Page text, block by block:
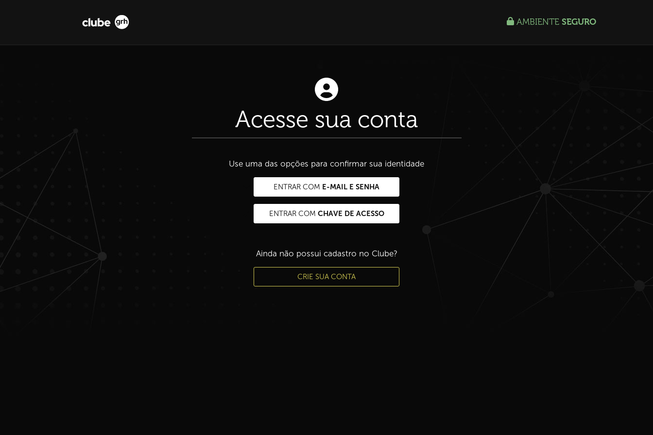
AMBIENTE SEGURO
Acesse sua conta
Use uma das opções para confirmar sua identidade
ENTRAR COM E-MAIL E SENHA
ENTRAR COM CHAVE DE ACESSO
Ainda não possui cadastro no Clube?
CRIE SUA CONTA